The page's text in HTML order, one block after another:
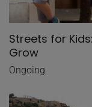
Streets for
Grow
Ongoing